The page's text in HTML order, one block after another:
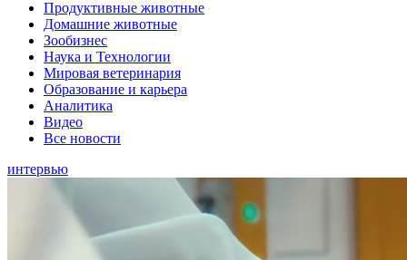
Продуктивные животные
Домашние животные
Зообизнес
Наука и Технологии
Мировая ветеринария
Образование и карьера
Аналитика
Видео
Все новости
интервью